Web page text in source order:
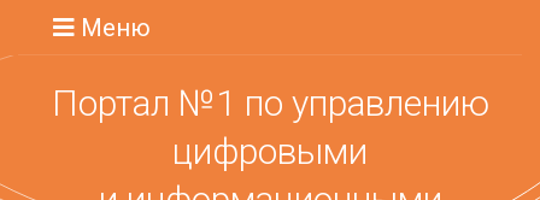
Меню
Портал №1 по управлению
цифровыми